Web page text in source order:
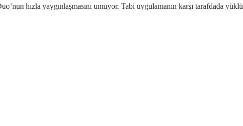
hızla yaygınlaşmasını umuyor. Tabi uygulamanın karşı tarafdada yüklü